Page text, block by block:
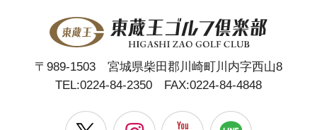
〒989-1503 宮城県柴田郡川崎町川内字西山8
TEL:0224-84-2350FAX:0224-84-4848